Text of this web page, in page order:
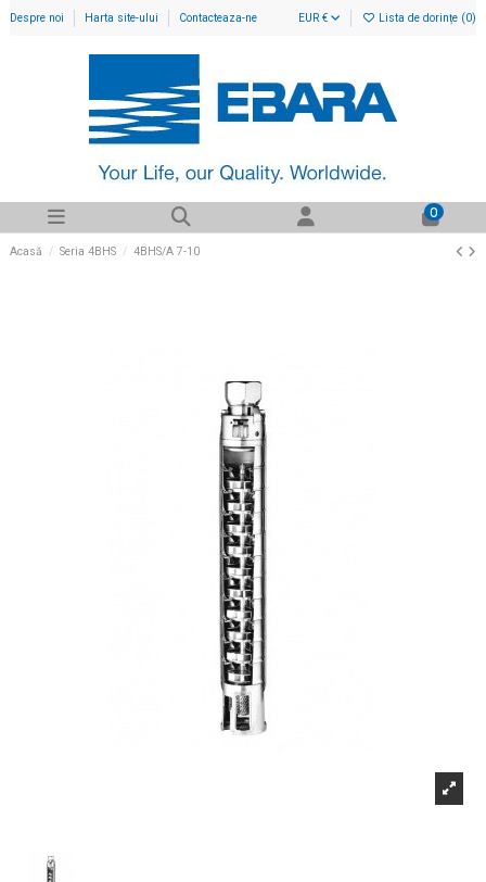
Despre noi Harta site-ului Contacteaza-ne EUR € Lista de dorințe (0)
0
Acasă Seria 4BHS 4BHS/A 7-10